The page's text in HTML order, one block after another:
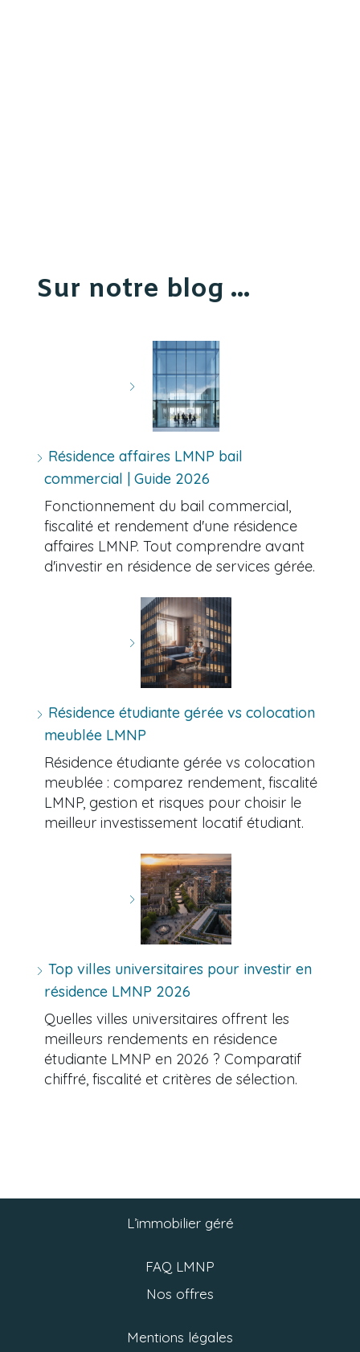
Sur notre blog ...
Résidence affaires LMNP bail
commercial | Guide 2026
Fonctionnement du bail commercial,
fiscalité et rendement d'une résidence
affaires LMNP. Tout comprendre avant
d'investir en résidence de services gérée.
Résidence étudiante gérée vs colocation
meublée LMNP
Résidence étudiante gérée vs colocation
meublée : comparez rendement, fiscalité
LMNP, gestion et risques pour choisir le
meilleur investissement locatif étudiant.
Top villes universitaires pour investir en
résidence LMNP 2026
Quelles villes universitaires offrent les
meilleurs rendements en résidence
étudiante LMNP en 2026 ? Comparatif
chiffré, fiscalité et critères de sélection.
L’immobilier géré
FAQ LMNP
Nos offres
Mentions légales